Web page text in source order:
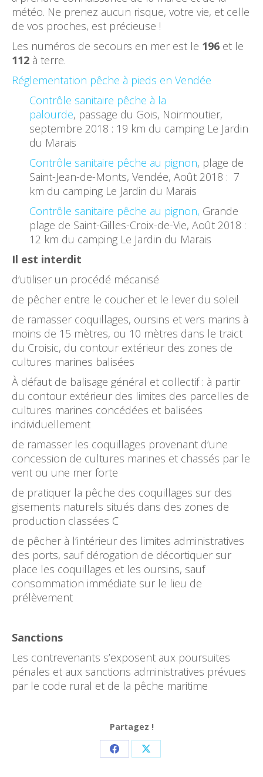
météo. Ne prenez aucun risque, votre vie, et celle
de vos proches, est précieuse !
Les numéros de secours en mer est le 196 et le
112 à terre.
Réglementation pêche à pieds en Vendée
Contrôle sanitaire pêche à la
palourde, passage du Gois, Noirmoutier,
septembre 2018 : 19 km du camping Le Jardin
du Marais
Contrôle sanitaire pêche au pignon, plage de
Saint-Jean-de-Monts, Vendée, Août 2018 : 7
km du camping Le Jardin du Marais
Contrôle sanitaire pêche au pignon, Grande
plage de Saint-Gilles-Croix-de-Vie, Août 2018 :
12 km du camping Le Jardin du Marais
Il est interdit
d’utiliser un procédé mécanisé
de pêcher entre le coucher et le lever du soleil
de ramasser coquillages, oursins et vers marins à
moins de 15 mètres, ou 10 mètres dans le traict
du Croisic, du contour extérieur des zones de
cultures marines balisées
À défaut de balisage général et collectif : à partir
du contour extérieur des limites des parcelles de
cultures marines concédées et balisées
individuellement
de ramasser les coquillages provenant d’une
concession de cultures marines et chassés par le
vent ou une mer forte
de pratiquer la pêche des coquillages sur des
gisements naturels situés dans des zones de
production classées C
de pêcher à l’intérieur des limites administratives
des ports, sauf dérogation de décortiquer sur
place les coquillages et les oursins, sauf
consommation immédiate sur le lieu de
prélèvement
Sanctions
Les contrevenants s’exposent aux poursuites
pénales et aux sanctions administratives prévues
par le code rural et de la pêche maritime
Partagez !
PartagerPartager